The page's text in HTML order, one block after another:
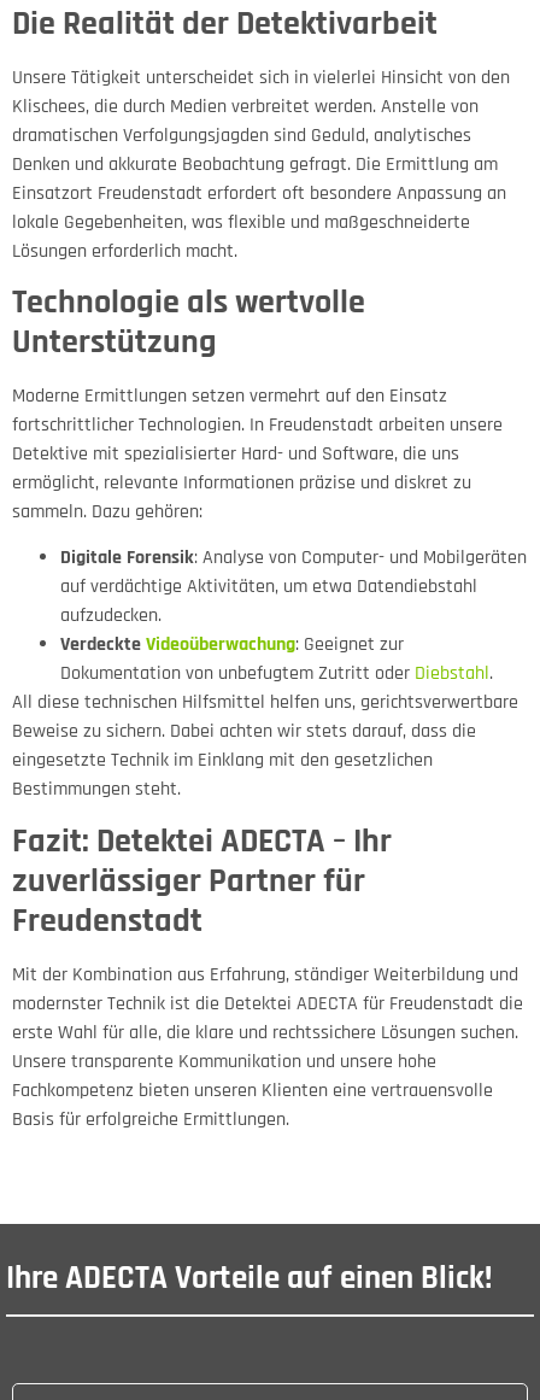
Die Realität der Detektivarbeit
Unsere Tätigkeit unterscheidet sich in vielerlei Hinsicht von den
Klischees, die durch Medien verbreitet werden. Anstelle von
dramatischen Verfolgungsjagden sind Geduld, analytisches
Denken und akkurate Beobachtung gefragt. Die Ermittlung am
Einsatzort Freudenstadt erfordert oft besondere Anpassung an
lokale Gegebenheiten, was flexible und maßgeschneiderte
Lösungen erforderlich macht.
Technologie als wertvolle
Unterstützung
Moderne Ermittlungen setzen vermehrt auf den Einsatz
fortschrittlicher Technologien. In Freudenstadt arbeiten unsere
Detektive mit spezialisierter Hard- und Software, die uns
ermöglicht, relevante Informationen präzise und diskret zu
sammeln. Dazu gehören:
Digitale Forensik: Analyse von Computer- und Mobilgeräten
auf verdächtige Aktivitäten, um etwa Datendiebstahl
aufzudecken.
VerdeckteVideoüberwachung: Geeignet zur
Dokumentation von unbefugtem Zutritt oder Diebstahl.
All diese technischen Hilfsmittel helfen uns, gerichtsverwertbare
Beweise zu sichern. Dabei achten wir stets darauf, dass die
eingesetzte Technik im Einklang mit den gesetzlichen
Bestimmungen steht.
Fazit: Detektei ADECTA – Ihr
zuverlässiger Partner für
Freudenstadt
Mit der Kombination aus Erfahrung, ständiger Weiterbildung und
modernster Technik ist die Detektei ADECTA für Freudenstadt die
erste Wahl für alle, die klare und rechtssichere Lösungen suchen.
Unsere transparente Kommunikation und unsere hohe
Fachkompetenz bieten unseren Klienten eine vertrauensvolle
Basis für erfolgreiche Ermittlungen.
Ihre ADECTA Vorteile auf einen Blick!